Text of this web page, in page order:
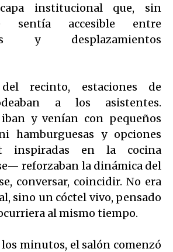
institucional que, sin
sentía accesible entre
y desplazamientos
recinto, estaciones de
a los asistentes.
y venían con pequeños
hamburguesas y opciones
inspiradas en la cocina
reforzaban la dinámica del
conversar, coincidir. No era
sino un cóctel vivo, pensado
al mismo tiempo.
los minutos, el salón comenzó